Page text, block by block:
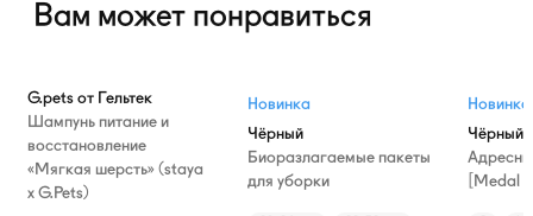
Вам может понравиться
G.pets от Гельтек
Шампунь питание и
восстановление
«Мягкая шерсть» (staya
х G.Pets)
Новинка
Чёрный
Биоразлагаемые пакеты
для уборки
Новинка
Чёрный
[Medal